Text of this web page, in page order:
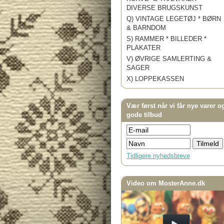
DIVERSE BRUGSKUNST
Q) VINTAGE LEGETØJ * BØRN
& BARNDOM
S) RAMMER * BILLEDER *
PLAKATER
V) ØVRIGE SAMLERTING &
SAGER
X) LOPPEKASSEN
Vær først når vi får nye varer
gode tilbud
Tidligere nyhedsbreve
Video om MosterAnne.dk